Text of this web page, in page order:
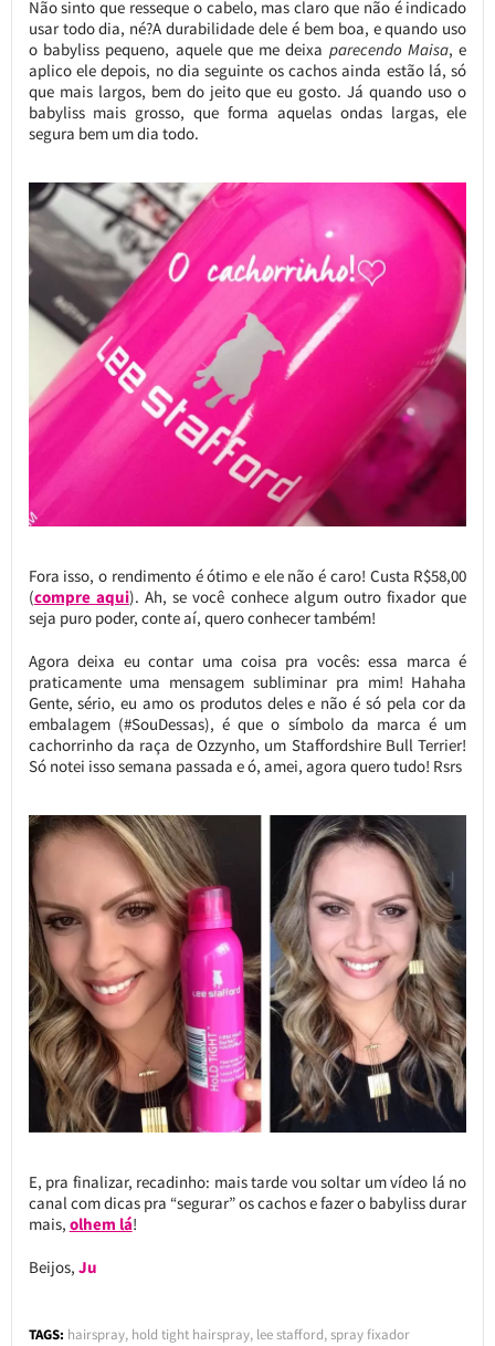
Não sinto que resseque o cabelo, mas claro que não é indicado
usar todo dia, né?A durabilidade dele é bem boa, e quando uso
o babyliss pequeno, aquele que me deixa parecendo Maisa, e
aplico ele depois, no dia seguinte os cachos ainda estão lá, só
que mais largos, bem do jeito que eu gosto. Já quando uso o
babyliss mais grosso, que forma aquelas ondas largas, ele
segura bem um dia todo.
Fora isso, o rendimento é ótimo e ele não é caro! Custa R$58,00
(compre aqui). Ah, se você conhece algum outro fixador que
seja puro poder, conte aí, quero conhecer também!
Agora deixa eu contar uma coisa pra vocês: essa marca é
praticamente uma mensagem subliminar pra mim! Hahaha
Gente, sério, eu amo os produtos deles e não é só pela cor da
embalagem (#SouDessas), é que o símbolo da marca é um
cachorrinho da raça de Ozzynho, um Staffordshire Bull Terrier!
Só notei isso semana passada e ó, amei, agora quero tudo! Rsrs
E, pra finalizar, recadinho: mais tarde vou soltar um vídeo lá no
canal com dicas pra “segurar” os cachos e fazer o babyliss durar
mais, olhem lá!
Beijos, Ju
TAGS: hairspray, hold tight hairspray, lee stafford,spray fixador